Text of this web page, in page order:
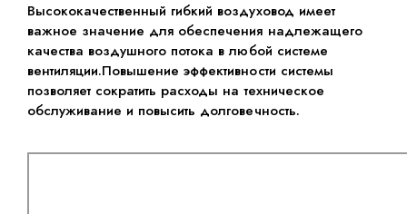
Высококачественный гибкий воздуховод имеет
важное значение для обеспечения надлежащего
качества воздушного потока в любой системе
вентиляции.Повышение эффективности системы
позволяет сократить расходы на техническое
обслуживание и повысить долговечность.